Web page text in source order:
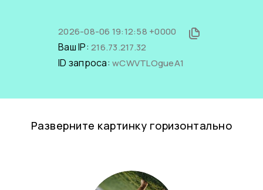
2026-08-06 19:12:58 +0000
Ваш IP: 216.73.217.32
ID запроса: wCWVTLOgueA1
Разверните картинку горизонтально